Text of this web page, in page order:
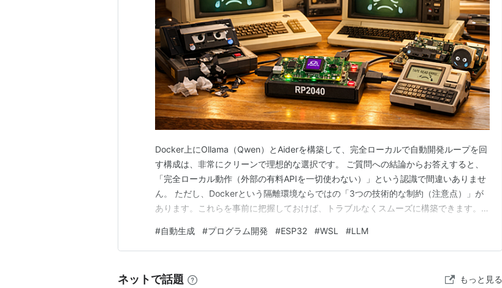
Docker上にOllama（Qwen）とAiderを構築して、完全ローカルで自動開発ループを回
す構成は、非常にクリーンで理想的な選択です。 ご質問への結論からお答えすると、
「完全ローカル動作（外部の有料APIを一切使わない）」という認識で間違いありませ
ん。 ただし、Dockerという隔離環境ならではの「3つの技術的な制約（注意点）」が
あります。これらを事前に把握しておけば、トラブルなくスムーズに構築できます。 1.
ロードしたローカルLLM（Qwen）の頭脳を使い、AiderがあなたのPC内のPythonで…
#自動生成 #プログラム開発 #ESP32 #WSL #LLM
ネットで話題 もっと見る